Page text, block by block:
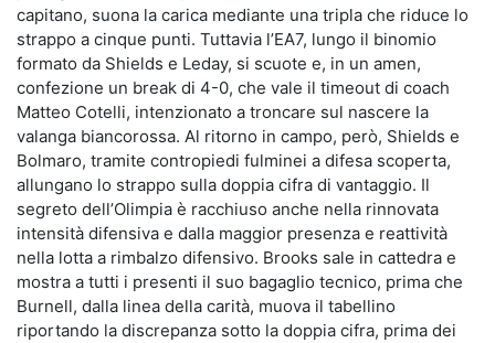
capitano, suona la carica mediante una tripla che riduce lo
strappo a cinque punti. Tuttavia l’EA7, lungo il binomio
formato da Shields e Leday, si scuote e, in un amen,
confezione un break di 4-0, che vale il timeout di coach
Matteo Cotelli, intenzionato a troncare sul nascere la
valanga biancorossa. Al ritorno in campo, però, Shields e
Bolmaro, tramite contropiedi fulminei a difesa scoperta,
allungano lo strappo sulla doppia cifra di vantaggio. Il
segreto dell’Olimpia è racchiuso anche nella rinnovata
intensità difensiva e dalla maggior presenza e reattività
nella lotta a rimbalzo difensivo. Brooks sale in cattedra e
mostra a tutti i presenti il suo bagaglio tecnico, prima che
Burnell, dalla linea della carità, muova il tabellino
riportando la discrepanza sotto la doppia cifra, prima dei